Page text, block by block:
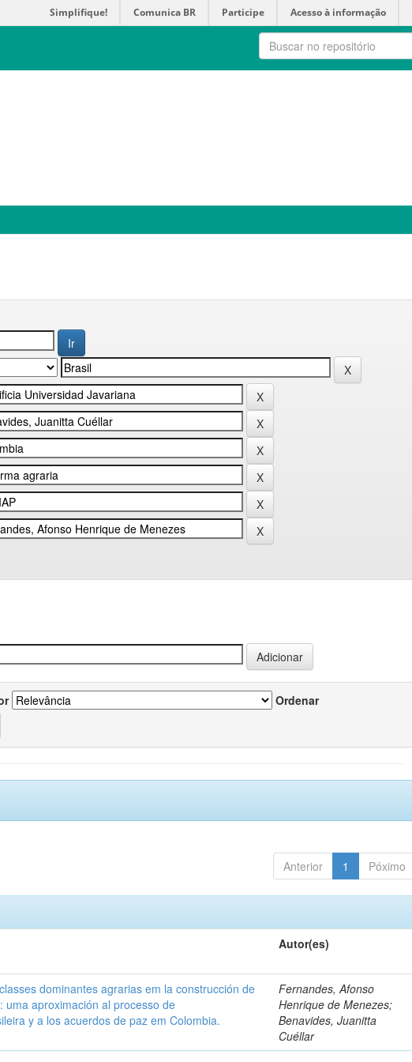
Simplifique! Comunica BR Participe Acesso à informação
Ordenar
Anterior 1 Póximo
Autor(es)
dominantes agrarias em la construcción de
uma aproximación al processo de
y a los acuerdos de paz em Colombia.
Fernandes, Afonso
Henrique de Menezes;
Benavides, Juanitta
Cuéllar